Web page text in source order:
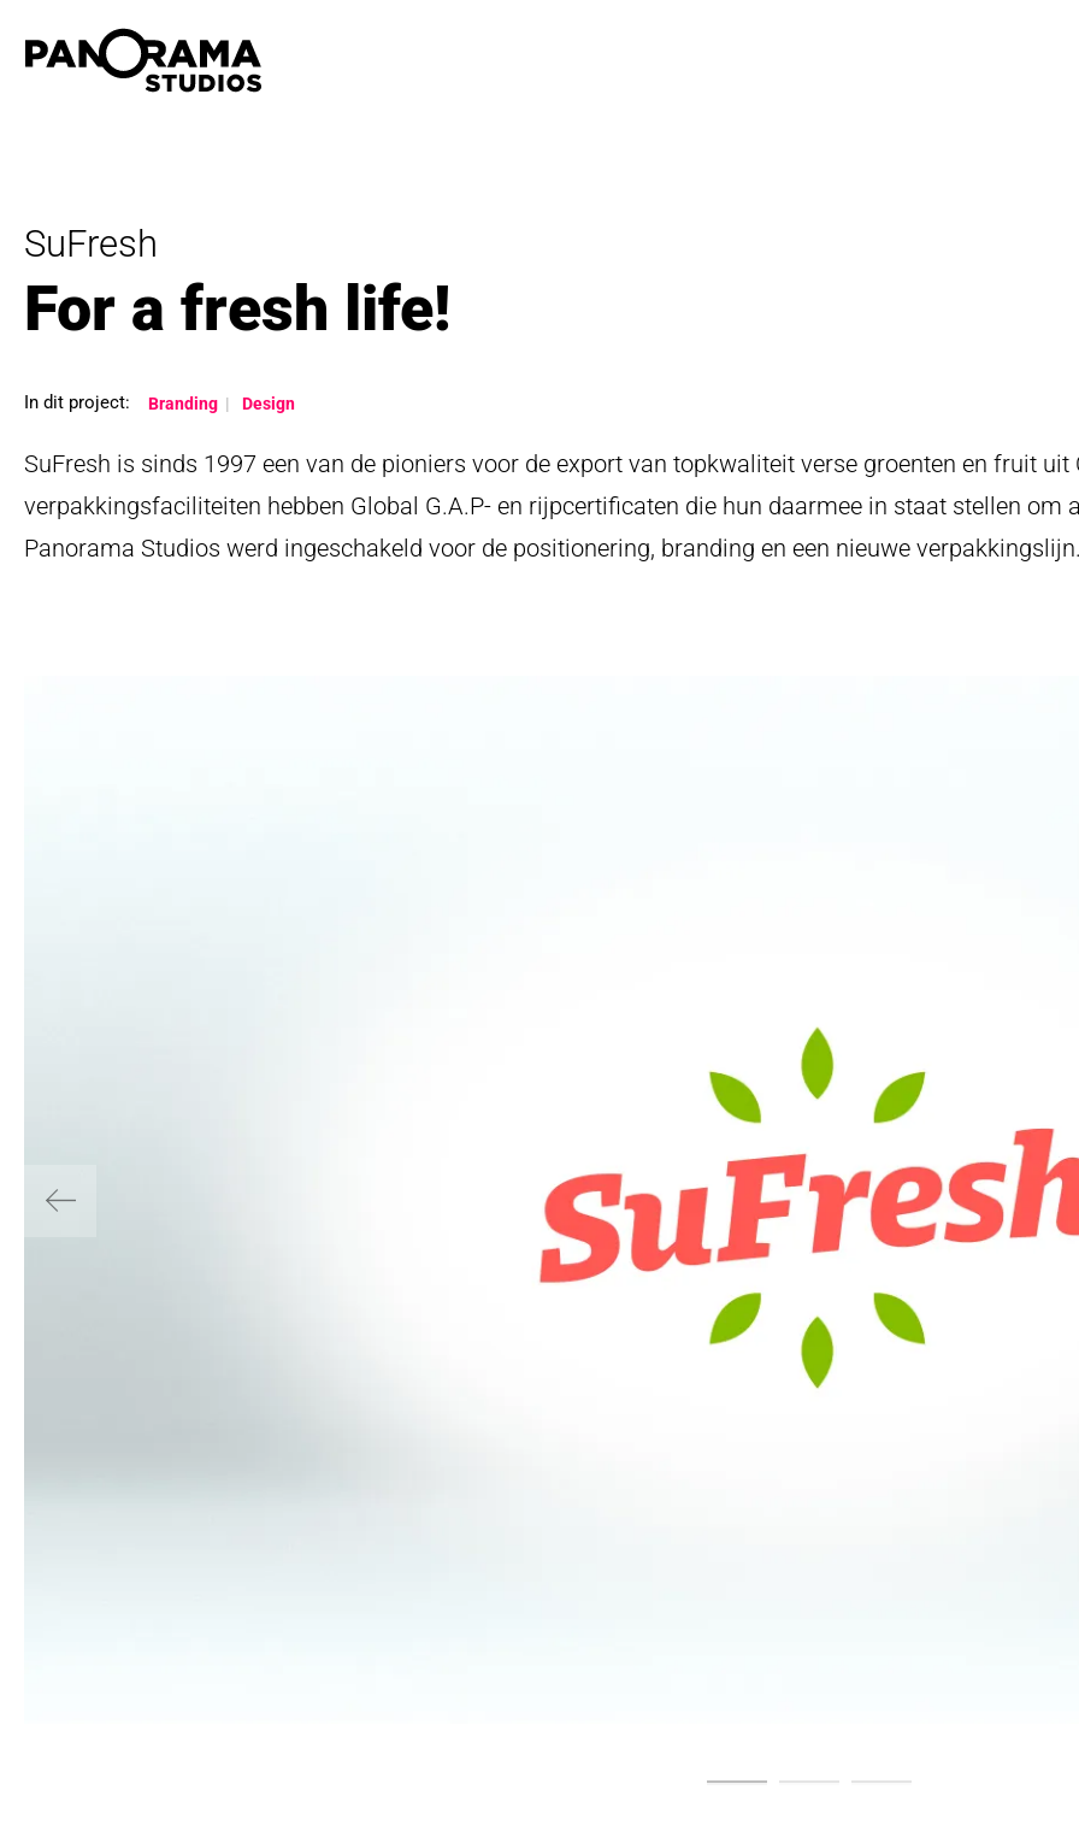
SuFresh
For a fresh life!
In dit project: Branding Design
SuFresh is sinds 1997 een van de pioniers voor de export van topkwaliteit verse groenten en fruit
verpakkingsfaciliteiten hebben Global G.A.P- en rijpcertificaten die hun daarmee in staat stellen om
Panorama Studios werd ingeschakeld voor de positionering, branding en een nieuwe